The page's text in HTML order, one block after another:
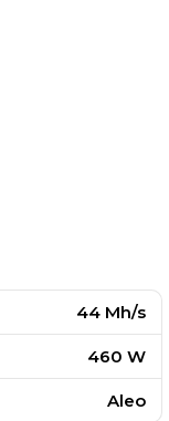
44 Mh/s
460 W
Aleo